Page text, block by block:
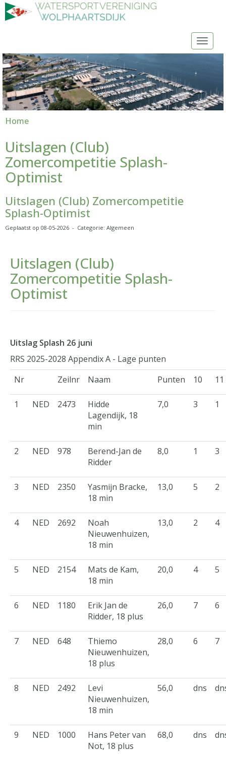
Home
Uitslagen (Club)
Zomercompetitie Splash-
Optimist
Uitslagen (Club) Zomercompetitie
Splash-Optimist
Geplaatst op 08-05-2026 - Categorie: Algemeen
Uitslagen (Club)
Zomercompetitie Splash-
Optimist
Uitslag Splash 26 juni
RRS 2025-2028 Appendix A - Lage punten
Nr
Zeilnr Naam Punten 10 11
1 NED 2473
Hidde
Lagendijk, 18
min
7,0 3 1
2 NED 978
Berend-Jan de
Ridder
8,0 1 3
3 NED 2350
Yasmijn Bracke,
18 min
13,0 5 2
4 NED 2692
Noah
Nieuwenhuizen,
18 min
13,0 2 4
5 NED 2154
Mats de Kam,
18 min
20,0 4 5
6 NED 1180
Erik Jan de
Ridder, 18 plus
26,0 7 6
7 NED 648
Thiemo
Nieuwenhuizen,
18 plus
28,0 6 7
8 NED 2492
Levi
Nieuwenhuizen,
18 min
56,0 dns
9 NED 1000
Hans Peter van
Not, 18 plus
68,0 dns